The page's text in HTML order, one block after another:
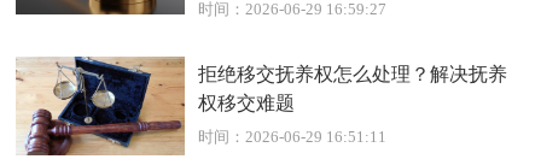
时间：2026-06-29 16:59:27
拒绝移交抚养权怎么处理？解决抚养
权移交难题
时间：2026-06-29 16:51:11